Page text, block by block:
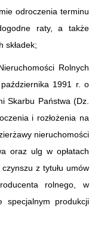
odroczenia terminu
raty, a także
składek;
Rolnych
1991 r. o
Skarbu Państwa (Dz.
i rozłożenia na
nieruchomości
oraz ulg w opłatach
z tytułu umów
rolnego, w
specjalnym produkcji